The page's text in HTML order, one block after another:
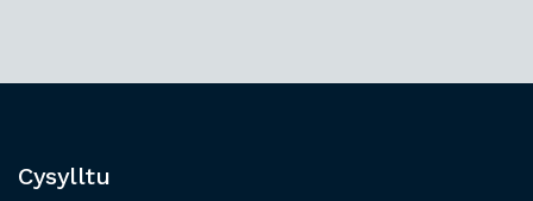
Cysylltu